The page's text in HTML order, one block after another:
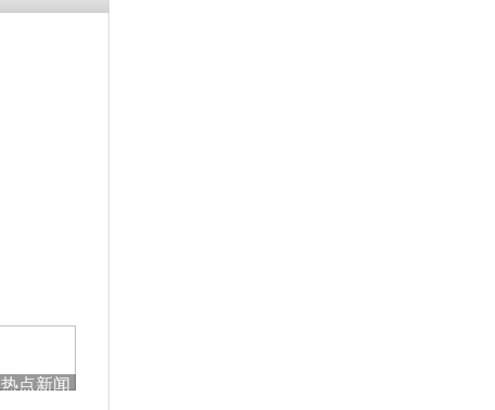
热点新闻